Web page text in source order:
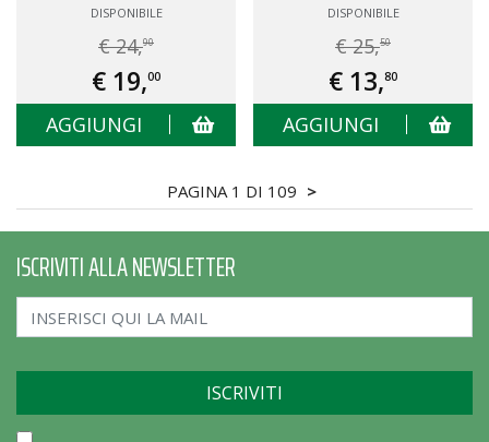
DISPONIBILE
€ 24,90
€ 19,00
AGGIUNGI
DISPONIBILE
€ 25,50
€ 13,80
AGGIUNGI
PAGINA 1 DI 109 >
ISCRIVITI ALLA NEWSLETTER